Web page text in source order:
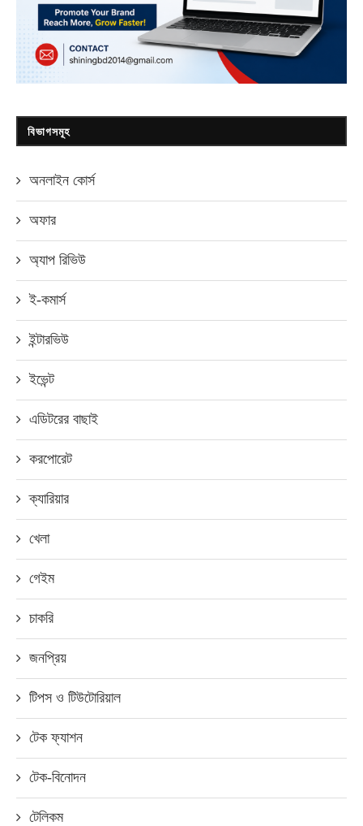
বিভাগসমূহ
অনলাইন কোর্স
অফার
অ্যাপ রিভিউ
ই-কমার্স
ইন্টারভিউ
ইভেন্ট
এডিটরের বাছাই
করপোরেট
ক্যারিয়ার
খেলা
গেইম
চাকরি
জনপ্রিয়
টিপস ও টিউটোরিয়াল
টেক ফ্যাশন
টেক-বিনোদন
টেলিকম